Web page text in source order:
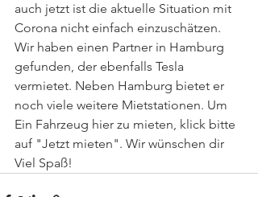
auch jetzt ist die aktuelle Situation mit
Corona nicht einfach einzuschätzen.
Wir haben einen Partner in Hamburg
gefunden, der ebenfalls Tesla
vermietet. Neben Hamburg bietet er
noch viele weitere Mietstationen. Um
Ein Fahrzeug hier zu mieten, klick bitte
auf "Jetzt mieten". Wir wünschen dir
Viel Spaß!